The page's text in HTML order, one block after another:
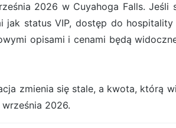
2026 w Cuyahoga Falls. Jeśli
status VIP, dostęp do
opisami i cenami będą
zmienia się stale, a kwota, którą
2026.